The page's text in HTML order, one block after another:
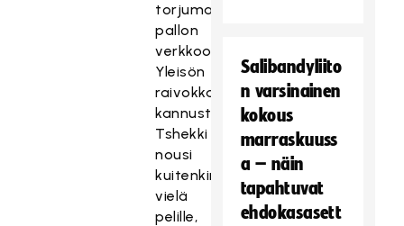
torjuman
pallon
verkkoon.
Yleisön
raivokkaasti
kannustama
Tshekki
nousi
kuitenkin
vielä
pelille,
Salibandyliito
n varsinainen
kokous
marraskuuss
a – näin
tapahtuvat
ehdokasasett